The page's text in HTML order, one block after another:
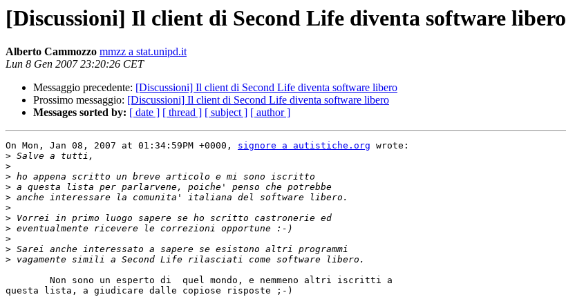
[Discussioni] Il client di Second Life diventa software libero
Alberto Cammozzo mmzz a stat.unipd.it
Lun 8 Gen 2007 23:20:26 CET
Messaggio precedente: [Discussioni] Il client di Second Life diventa software libero
Prossimo messaggio: [Discussioni] Il client di Second Life diventa software libero
Messages sorted by: [ date ] [ thread ] [ subject ] [ author ]
On Mon, Jan 08, 2007 at 01:34:59PM +0000, signore a autistiche.org wrote:
>
>
>
>
>
>
>
>
>
>
>
questa lista, a giudicare dalle copiose risposte ;-)